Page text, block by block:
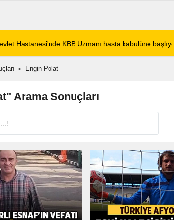
Hastanesi'nde KBB Uzmanı hasta kabulüne başlıyor
Engin Polat
Arama Sonuçları